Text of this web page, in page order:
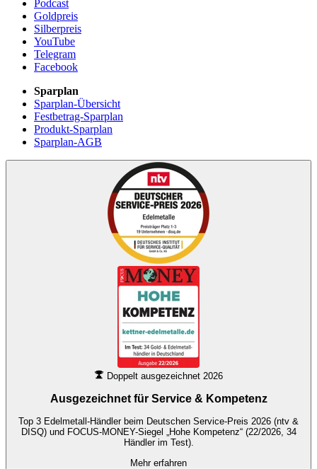
Podcast
Goldpreis
Silberpreis
YouTube
Telegram
Facebook
Sparplan
Sparplan-Übersicht
Festbetrag-Sparplan
Produkt-Sparplan
Sparplan-AGB
Doppelt ausgezeichnet 2026
Ausgezeichnet für Service & Kompetenz
Top 3 Edelmetall-Händler beim Deutschen Service-Preis 2026 (ntv &
DISQ) und FOCUS-MONEY-Siegel „Hohe Kompetenz“ (22/2026, 34
Händler im Test).
Mehr erfahren